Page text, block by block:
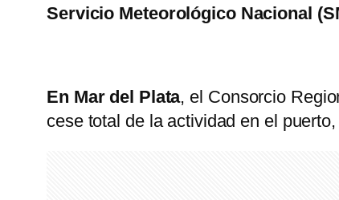
Servicio Meteorológico Nacional
En Mar del Plata, el Consorcio
cese total de la actividad en el